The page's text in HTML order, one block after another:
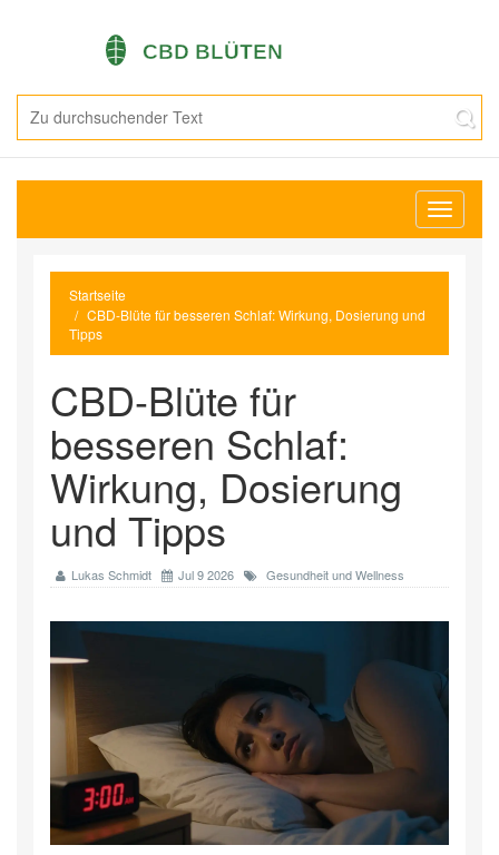
Startseite
CBD-Blüte für besseren Schlaf: Wirkung, Dosierung und
Tipps
CBD-Blüte für
besseren Schlaf:
Wirkung, Dosierung
und Tipps
Lukas Schmidt Jul 9 2026 Gesundheit und Wellness